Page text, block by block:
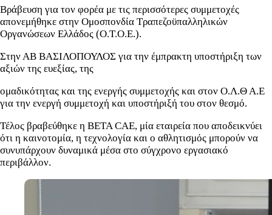
Βράβευση για τον φορέα με τις περισσότερες συμμετοχές
απονεμήθηκε στην Ομοσπονδία Τραπεζοϋπαλληλικών
Οργανώσεων Ελλάδος (Ο.Τ.Ο.Ε.).
Στην ΑΒ ΒΑΣΙΛΟΠΟΥΛΟΣ για την έμπρακτη υποστήριξη των
αξιών της ευεξίας, της
ομαδικότητας και της ενεργής συμμετοχής και στον Ο.Λ.Θ Α.Ε
για την ενεργή συμμετοχή και υποστήριξή του στον θεσμό.
Τέλος βραβεύθηκε η BETA CAE, μία εταιρεία που αποδεικνύει
ότι η καινοτομία, η τεχνολογία και ο αθλητισμός μπορούν να
συνυπάρχουν δυναμικά μέσα στο σύγχρονο εργασιακό
περιβάλλον.